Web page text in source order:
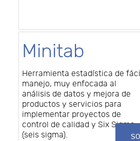
Minitab
Herramienta estadística de
manejo, muy enfocada al
análisis de datos y mejora de
productos y servicios para
implementar proyectos de
control de calidad y Six Sigma
(seis sigma).